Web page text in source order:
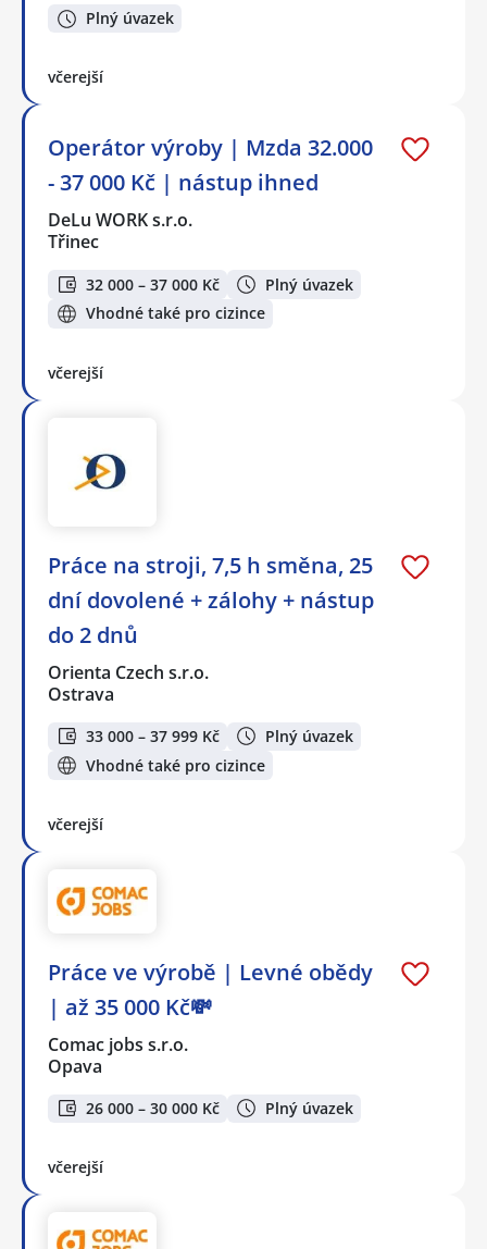
Plný úvazek
včerejší
Operátor výroby | Mzda 32.000
- 37 000 Kč | nástup ihned
DeLu WORK s.r.o.
Třinec
32 000 – 37 000 Kč
Plný úvazek
Vhodné také pro cizince
včerejší
Práce na stroji, 7,5 h směna, 25
dní dovolené + zálohy + nástup
do 2 dnů
Orienta Czech s.r.o.
Ostrava
33 000 – 37 999 Kč
Plný úvazek
Vhodné také pro cizince
včerejší
Práce ve výrobě | Levné obědy
| až 35 000 Kč💸
Comac jobs s.r.o.
Opava
26 000 – 30 000 Kč Plný úvazek
včerejší